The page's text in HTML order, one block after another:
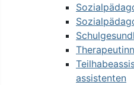
assistenten